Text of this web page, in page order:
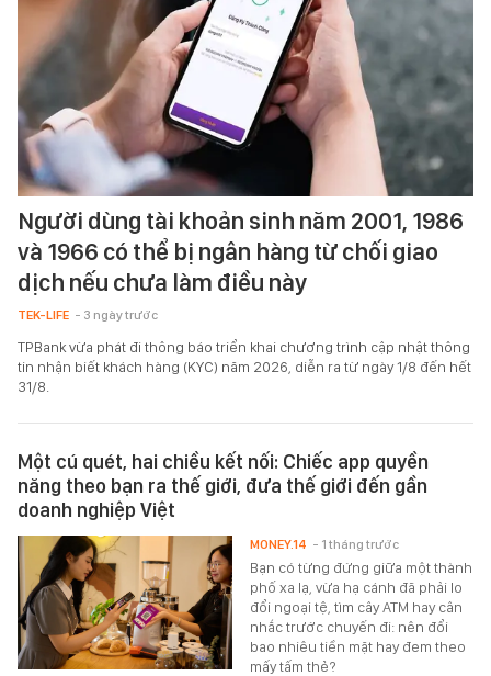
Người dùng tài khoản sinh năm 2001, 1986
và 1966 có thể bị ngân hàng từ chối giao
dịch nếu chưa làm điều này
TEK-LIFE - 3 ngày trước
TPBank vừa phát đi thông báo triển khai chương trình cập nhật thông
tin nhận biết khách hàng (KYC) năm 2026, diễn ra từ ngày 1/8 đến hết
31/8.
Một cú quét, hai chiều kết nối: Chiếc app quyền
năng theo bạn ra thế giới, đưa thế giới đến gần
doanh nghiệp Việt
Bạn có từng đứng giữa một thành
phố xa lạ, vừa hạ cánh đã phải lo
đổi ngoại tệ, tìm cây ATM hay cân
nhắc trước chuyến đi: nên đổi
bao nhiêu tiền mặt hay đem theo
mấy tấm thẻ?
MONEY.14 - 1 tháng trước